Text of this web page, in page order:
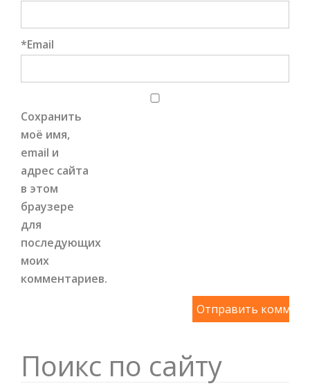
Email
*
Сохранить
моё имя,
email и
адрес сайта
в этом
браузере
для
последующих
моих
комментариев.
Поикс по сайту